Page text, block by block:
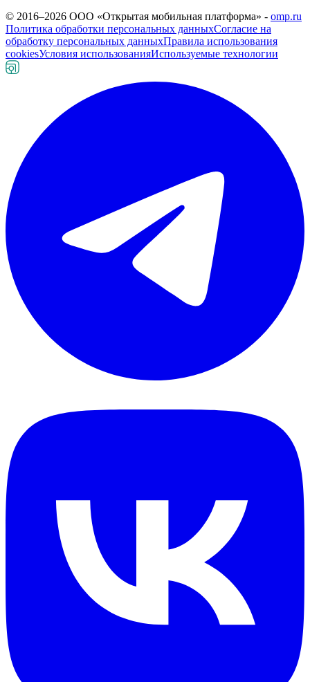
© 2016–2026 ООО «Открытая мобильная платформа» - omp.ru
Политика обработки персональных данныхСогласие на
обработку персональных данныхПравила использования
cookiesУсловия использованияИспользуемые технологии